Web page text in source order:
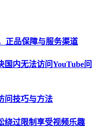
正品保障与服务渠道
国内无法访问YouTube问
问技巧与方法
绕过限制享受视频乐趣